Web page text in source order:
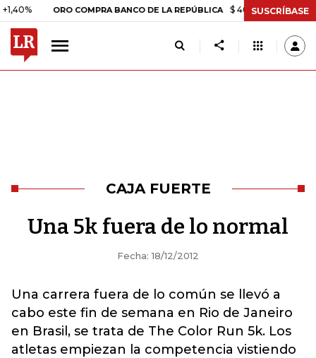
ORO COMPRA BANCO DE LA REPÚBLICA $ 408.498,97 +$ 8.753,81
SUSCRÍBASE
CAJA FUERTE
Una 5k fuera de lo normal
Fecha: 18/12/2012
Una carrera fuera de lo común se llevó a
cabo este fin de semana en Rio de Janeiro
en Brasil, se trata de The Color Run 5k. Los
atletas empiezan la competencia vistiendo